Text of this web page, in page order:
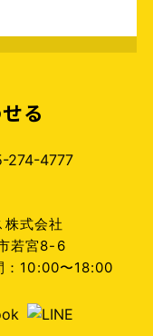
る
式会社
若宮8-6
：10:00〜18:00